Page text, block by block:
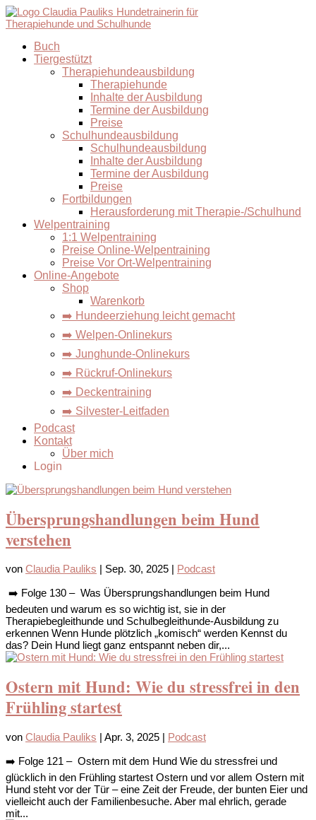
Buch
Tiergestützt
Therapiehundeausbildung
Therapiehunde
Inhalte der Ausbildung
Termine der Ausbildung
Preise
Schulhundeausbildung
Schulhundeausbildung
Inhalte der Ausbildung
Termine der Ausbildung
Preise
Fortbildungen
Herausforderung mit Therapie-/Schulhund
Welpentraining
1:1 Welpentraining
Preise Online-Welpentraining
Preise Vor Ort-Welpentraining
Online-Angebote
Shop
Warenkorb
➡️ Hundeerziehung leicht gemacht
➡️ Welpen-Onlinekurs
➡️ Junghunde-Onlinekurs
➡️ Rückruf-Onlinekurs
➡️ Deckentraining
➡️ Silvester-Leitfaden
Podcast
Kontakt
Über mich
Login
Übersprungshandlungen beim Hund
verstehen
von Claudia Pauliks | Sep. 30, 2025 | Podcast
➡️ Folge 130 – Was Übersprungshandlungen beim Hund
bedeuten und warum es so wichtig ist, sie in der
Therapiebegleithunde und Schulbegleithunde-Ausbildung zu
erkennen Wenn Hunde plötzlich „komisch“ werden Kennst du
das? Dein Hund liegt ganz entspannt neben dir,...
Ostern mit Hund: Wie du stressfrei in den
Frühling startest
von Claudia Pauliks | Apr. 3, 2025 | Podcast
➡️ Folge 121 – Ostern mit dem Hund Wie du stressfrei und
glücklich in den Frühling startest Ostern und vor allem Ostern mit
Hund steht vor der Tür – eine Zeit der Freude, der bunten Eier und
vielleicht auch der Familienbesuche. Aber mal ehrlich, gerade
mit...